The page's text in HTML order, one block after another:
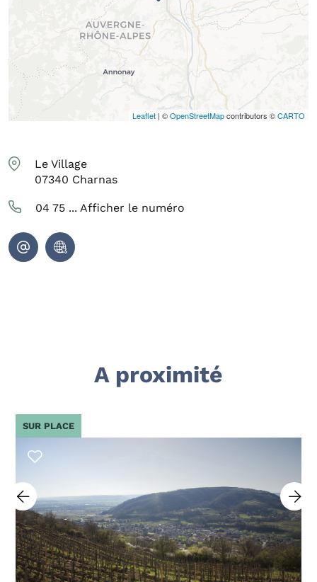
Leaflet | ©OpenStreetMapcontributors ©CARTO
Le Village
07340 Charnas
04 75 ... Afficher le numéro
A proximité
SUR PLACE